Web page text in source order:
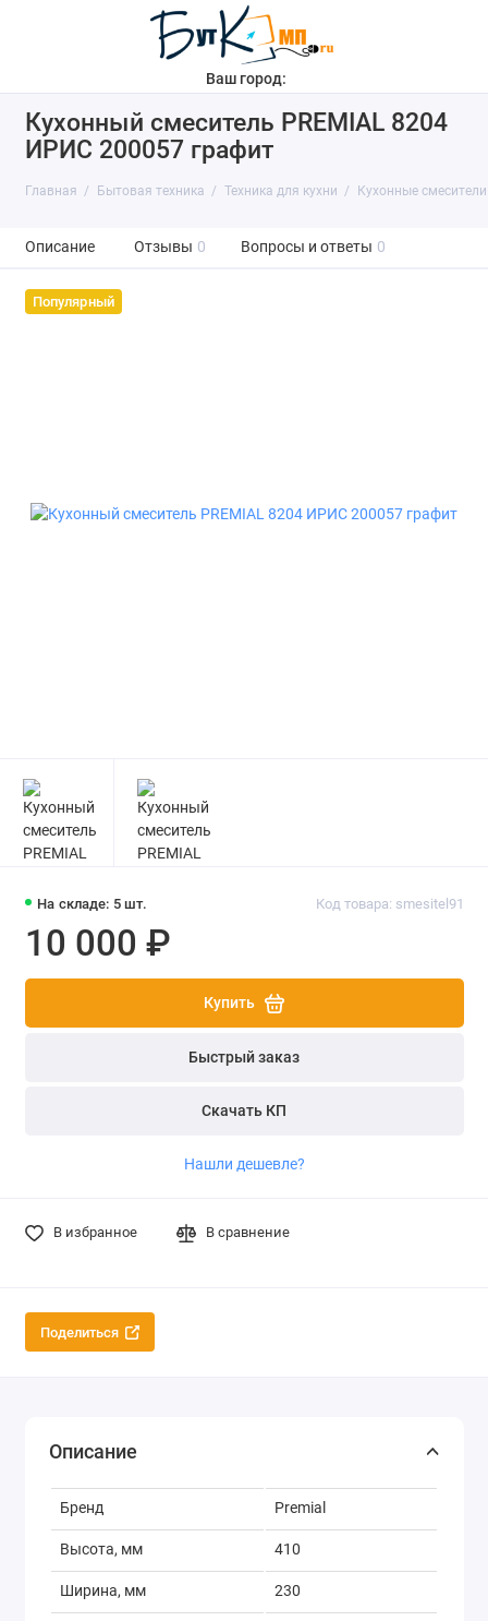
Ваш город:
Кухонный смеситель PREMIAL 8204
ИРИС 200057 графит
Главная Бытовая техника Техника для кухни Кухонные смесители
Описание Отзывы 0 Вопросы и ответы 0
Популярный
На складе: 5 шт. Код товара: smesitel91
10 000 ₽
Купить
Быстрый заказ
Скачать КП
Нашли дешевле?
В избранное В сравнение
Поделиться
Описание
Бренд Premial
Высота, мм 410
Ширина, мм 230